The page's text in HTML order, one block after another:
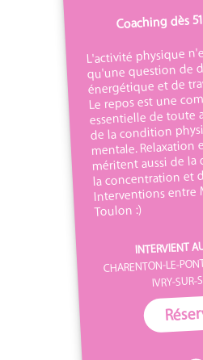
Coaching dès
L'activité physique
qu'une question de
énergétique et de
Le repos est une
essentielle de toute
de la condition
mentale. Relaxation
méritent aussi de
la concentration et
Interventions entre
Toulon :)
INTERVIENT
CHARENTON-LE-
IVRY-SUR-